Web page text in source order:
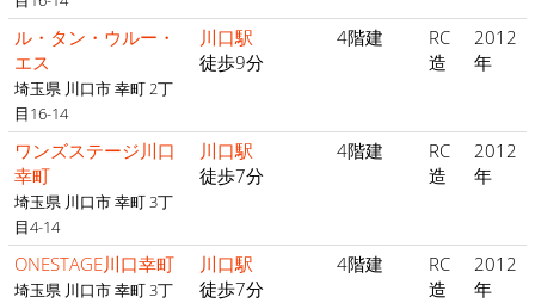
ル・タン・ウルー・
エス
埼玉県 川口市 幸町 2丁
目16-14
川口駅
徒歩9分
4階建
RC
造
2012
年
ワンズステージ川口
幸町
埼玉県 川口市 幸町 3丁
目4-14
川口駅
徒歩7分
4階建
RC
造
2012
年
ONESTAGE川口幸町
埼玉県 川口市 幸町 3丁
川口駅
徒歩7分
4階建
RC
造
2012
年